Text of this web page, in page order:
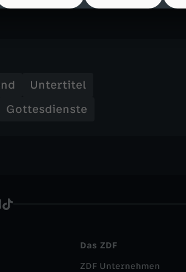
Untertitel
Gottesdienste
Das ZDF
ZDF Unternehmen